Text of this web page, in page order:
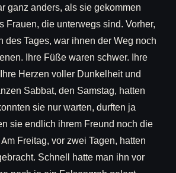
ganz anders, als sie gekommen
Frauen, die unterwegs sind. Vorher,
des Tages, war ihnen der Weg noch
Ihre Füße waren schwer. Ihre
Herzen voller Dunkelheit und
Sabbat, den Samstag, hatten
sie nur warten, durften ja
sie endlich ihrem Freund noch die
Freitag, vor zwei Tagen, hatten
Schnell hatte man ihn vor